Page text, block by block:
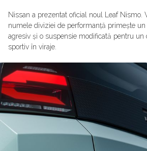
Nissan a prezentat oficial noul Leaf Nismo.
numele diviziei de performanță primește
agresiv și o suspensie modificată pentru un
sportiv în viraje.